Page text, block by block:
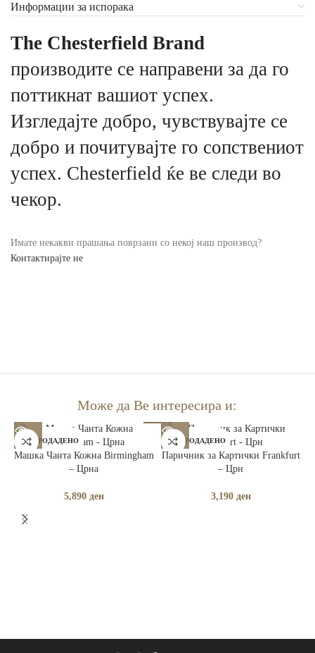
Информации за испорака
The Chesterfield Brand
производите се направени за да го
поттикнат вашиот успех.
Изгледајте добро, чувствувајте се
добро и почитувајте го сопствениот
успех. Chesterfield ќе ве следи во
чекор.
Имате некакви прашања поврзани со некој наш производ?
Контактирајте не
Може да Ве интересира и:
РАСПРОДАДЕНО
Машка Чанта Кожна Birmingham
– Црна
5,890 ден
РАСПРОДАДЕНО
Паричник за Картички Frankfurt
– Црн
3,190 ден